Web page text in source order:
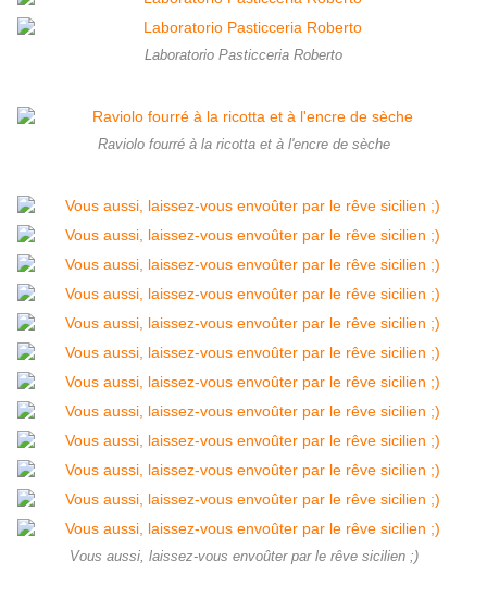
Laboratorio Pasticceria Roberto
Raviolo fourré à la ricotta et à l'encre de sèche
Vous aussi, laissez-vous envoûter par le rêve sicilien ;)